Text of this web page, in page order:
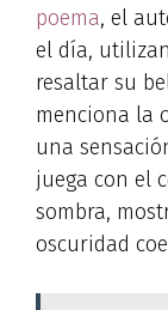
poema, el
el día,
resaltar su
menciona la
una
juega con el
sombra,
oscuridad